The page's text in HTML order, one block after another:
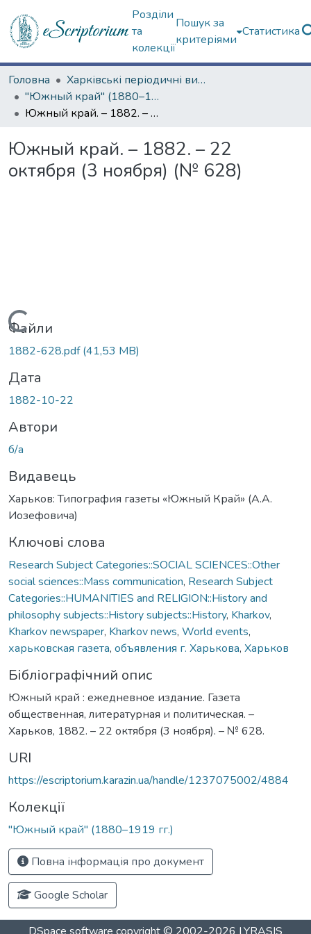
Розділи
та
колекції
Пошук за
критеріями
Статистика
Головна
Харківські періодичні видання
"Южный край" (1880–1919 гг.)
Южный край. – 1882. – 22 октября (3 ноября) (№ 628)
Южный край. – 1882. – 22
октября (3 ноября) (№ 628)
Вантажиться...
Файли
1882-628.pdf(41,53 MB)
Дата
1882-10-22
Автори
б/а
Видавець
Харьков: Типография газеты «Южный Край» (А.А.
Иозефовича)
Ключові слова
Research Subject Categories::SOCIAL SCIENCES::Other
social sciences::Mass communication, Research Subject
Categories::HUMANITIES and RELIGION::History and
philosophy subjects::History subjects::History, Kharkov,
Kharkov newspaper, Kharkov news, World events,
харьковская газета, объявления г. Харькова, Харьков
Бібліографічний опис
Южный край : ежедневное издание. Газета
общественная, литературная и политическая. –
Харьков, 1882. – 22 октября (3 ноября). – № 628.
URI
https://escriptorium.karazin.ua/handle/1237075002/4884
Колекції
"Южный край" (1880–1919 гг.)
Повна інформація про документ
Google Scholar